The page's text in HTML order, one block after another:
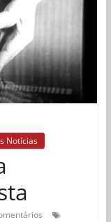
Notícias